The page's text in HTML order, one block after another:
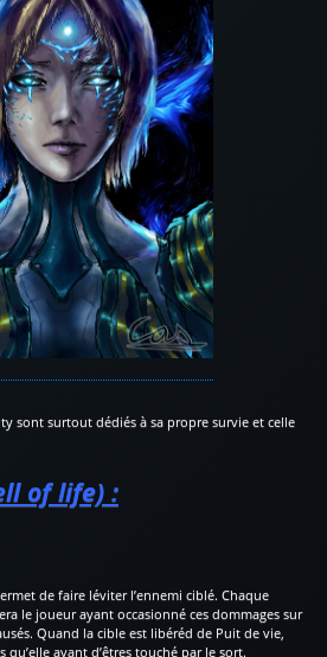
sont surtout dédiés à sa propre survie et celle
of life) :
de faire léviter l’ennemi ciblé. Chaque
le joueur ayant occasionné ces dommages sur
Quand la cible est libéréd de Puit de vie,
avant d’êtres touché par le sort.